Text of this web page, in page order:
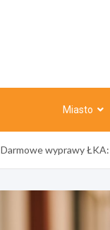
Miasto
Darmowe wyprawy